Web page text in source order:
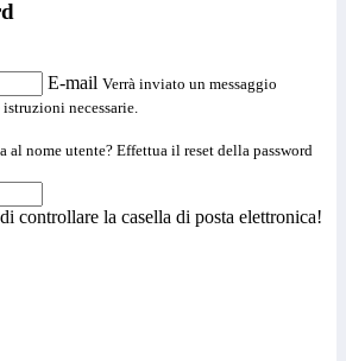
E-mail Verrà inviato un messaggio
necessarie.
al nome utente? Effettua il reset della password
controllare la casella di posta elettronica!